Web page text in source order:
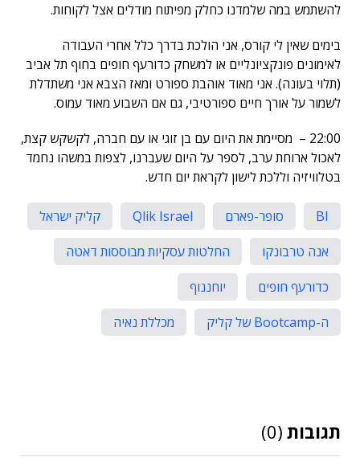
להשתמש במה שלמדנו כחלק מפיתוח מודלים אצל לקוחות.
בימים שאין לי קורס, אני הולכת בדרך כלל אחרי העבודה
לאימונים פונקציונליים או למשחק כדורעף חופים בחוף תל אביב
(תלוי בעונה). אני מאוד אוהבת ספורט ומאז הצבא אני משתדלת
לשמור על אורך חיים ספורטיבי, גם אם השבוע מאוד עמוס.
22:00 – מסיימת את היום עם בן זוגי או עם חברה, לקשקש קצת,
לאכול ארוחת ערב, לספר על היום שעברנו, לצפות במשהו נחמד
בטלוויזיה וללכת לישון לקראת יום חדש.
BI סופר-פארם Qlik Israel
קליק ישראל
אנה טרבונקו
החלטות עסקיות מבוססות דאטה
כדורעף חופים
יוחננוף
ה-Bootcamp של קליק
מכללת נאיה
תגובות (0)